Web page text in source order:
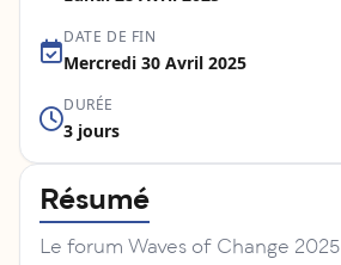
DATE DE FIN
Mercredi 30 Avril 2025
DURÉE
3 jours
Résumé
Le forum Waves of Change